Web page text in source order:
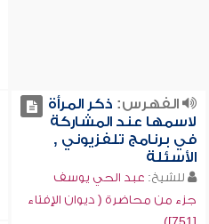
الفهرس: ذكر المرأة
لاسمها عند المشاركة
في برنامج تلفزيوني ,
الأسئلة
للشيخ: عبد الحي يوسف
جزء من محاضرة ( ديوان الإفتاء